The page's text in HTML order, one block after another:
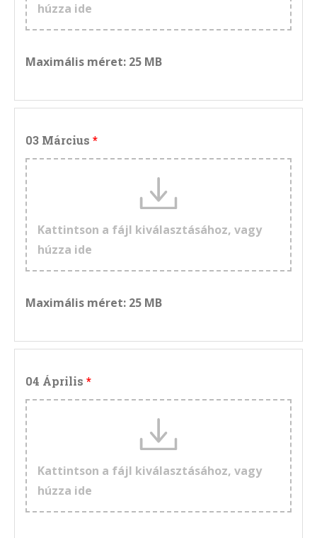
húzza ide
Maximális méret: 25 MB
03 Március
Kattintson a fájl kiválasztásához, vagy
húzza ide
Maximális méret: 25 MB
04 Április
Kattintson a fájl kiválasztásához, vagy
húzza ide